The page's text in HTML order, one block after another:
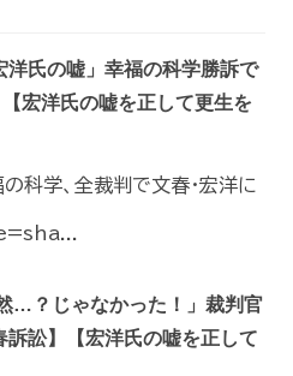
氏の嘘」幸福の科学勝訴で
宏洋氏の嘘を正して更生を
科学、全裁判で文春・宏洋に
…？じゃなかった！」裁判官
訟】【宏洋氏の嘘を正して